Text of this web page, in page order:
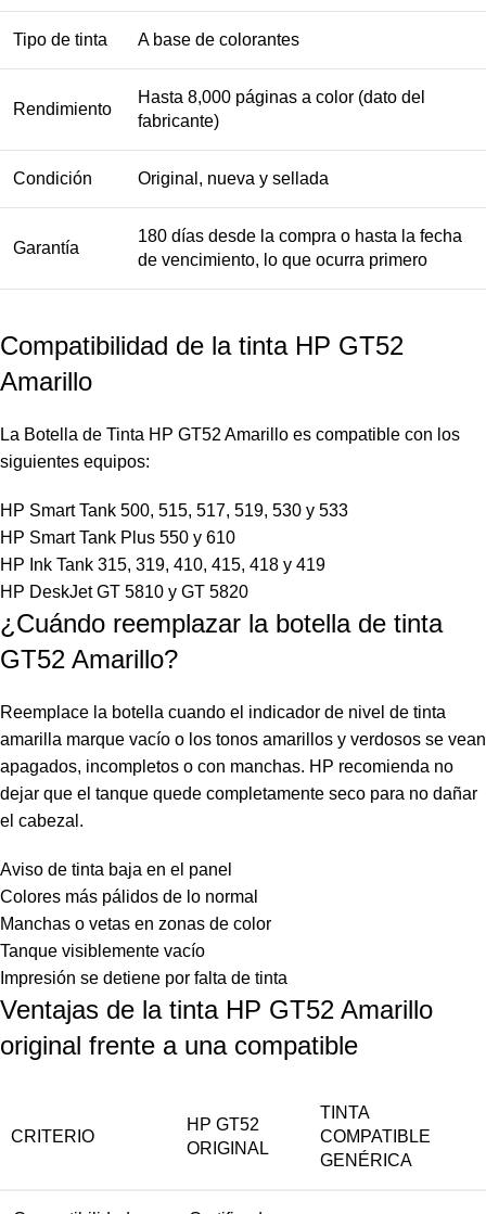
Tipo de tinta A base de colorantes
Rendimiento
Hasta 8,000 páginas a color (dato del
fabricante)
Condición Original, nueva y sellada
Garantía
180 días desde la compra o hasta la fecha
de vencimiento, lo que ocurra primero
Compatibilidad de la tinta HP GT52
Amarillo
La Botella de Tinta HP GT52 Amarillo es compatible con los
siguientes equipos:
HP Smart Tank 500, 515, 517, 519, 530 y 533
HP Smart Tank Plus 550 y 610
HP Ink Tank 315, 319, 410, 415, 418 y 419
HP DeskJet GT 5810 y GT 5820
¿Cuándo reemplazar la botella de tinta
GT52 Amarillo?
Reemplace la botella cuando el indicador de nivel de tinta
amarilla marque vacío o los tonos amarillos y verdosos se vean
apagados, incompletos o con manchas. HP recomienda no
dejar que el tanque quede completamente seco para no dañar
el cabezal.
Aviso de tinta baja en el panel
Colores más pálidos de lo normal
Manchas o vetas en zonas de color
Tanque visiblemente vacío
Impresión se detiene por falta de tinta
Ventajas de la tinta HP GT52 Amarillo
original frente a una compatible
CRITERIO
HP GT52
ORIGINAL
TINTA
COMPATIBLE
GENÉRICA